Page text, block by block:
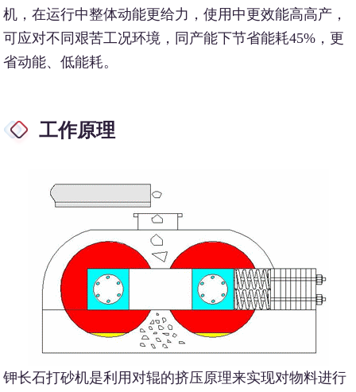
机，在运行中整体动能更给力，使用中更效能高高产，
可应对不同艰苦工况环境，同产能下节省能耗45%，更
省动能、低能耗。
工作原理
钾长石打砂机是利用对辊的挤压原理来实现对物料进行